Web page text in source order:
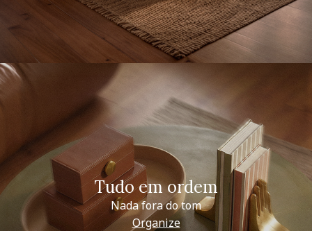
Tudo em ordem
Nada fora do tom
Organize